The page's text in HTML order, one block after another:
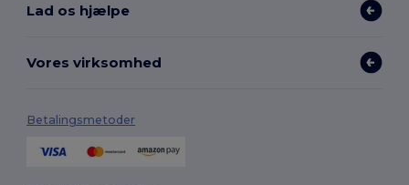
Lad os hjælpe
Vores virksomhed
Betalingsmetoder